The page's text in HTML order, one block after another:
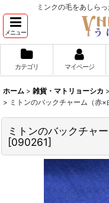
ミンクの毛をあしら
メニュー
カテゴリ マイページ
ホーム > 雑貨・マトリョーシカ >
> ミトンのバックチャーム（
ミトンのバックチャ
[090261]